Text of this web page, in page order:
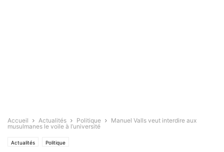
Accueil Actualités Politique
Manuel Valls veut interdire aux
musulmanes le voile à l’université
Actualités Politique